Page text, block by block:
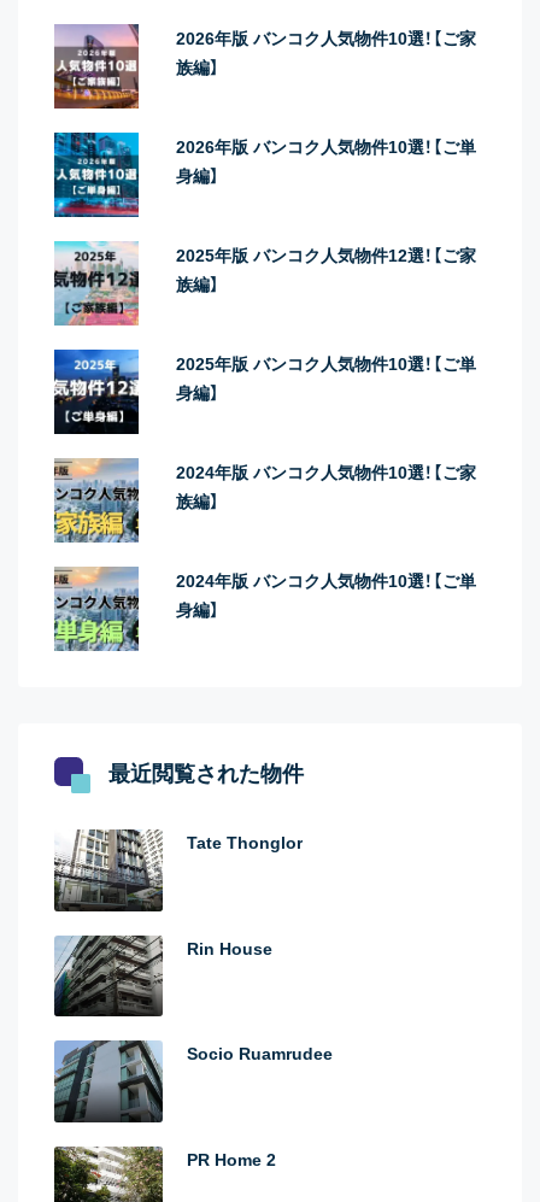
2026年版 バンコク人気物件10選！【ご家
族編】
2026年版 バンコク人気物件10選！【ご単
身編】
2025年版 バンコク人気物件12選！【ご家
族編】
2025年版 バンコク人気物件10選！【ご単
身編】
2024年版 バンコク人気物件10選！【ご家
族編】
2024年版 バンコク人気物件10選！【ご単
身編】
最近閲覧された物件
Tate Thonglor
Rin House
Socio Ruamrudee
PR Home 2